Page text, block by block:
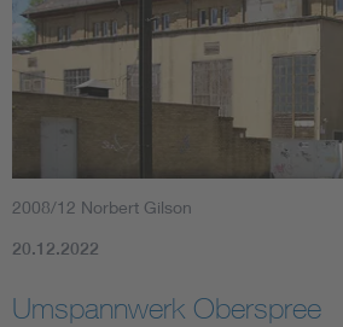
2008/12 Norbert Gilson
20.12.2022
Umspannwerk Oberspree